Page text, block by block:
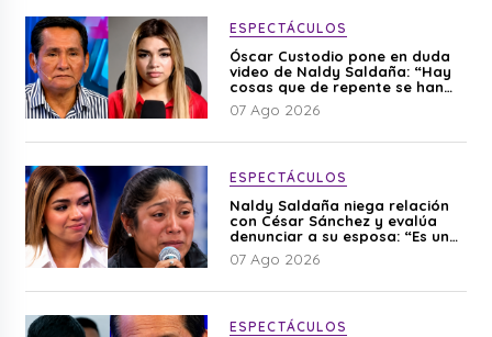
ESPECTÁCULOS
Óscar Custodio pone en duda
video de Naldy Saldaña: “Hay
cosas que de repente se han
editado”
07 Ago 2026
ESPECTÁCULOS
Naldy Saldaña niega relación
con César Sánchez y evalúa
denunciar a su esposa: “Es una
difamación”
07 Ago 2026
ESPECTÁCULOS